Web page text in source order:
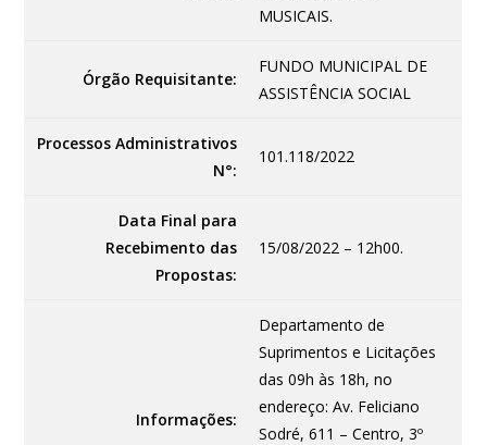
MUSICAIS.
Órgão Requisitante:
FUNDO MUNICIPAL DE
ASSISTÊNCIA SOCIAL
Processos Administrativos
N°:
101.118/2022
Data Final para
Recebimento das
Propostas:
15/08/2022 – 12h00.
Informações:
Departamento de
Suprimentos e Licitações
das 09h às 18h, no
endereço: Av. Feliciano
Sodré, 611 – Centro, 3º